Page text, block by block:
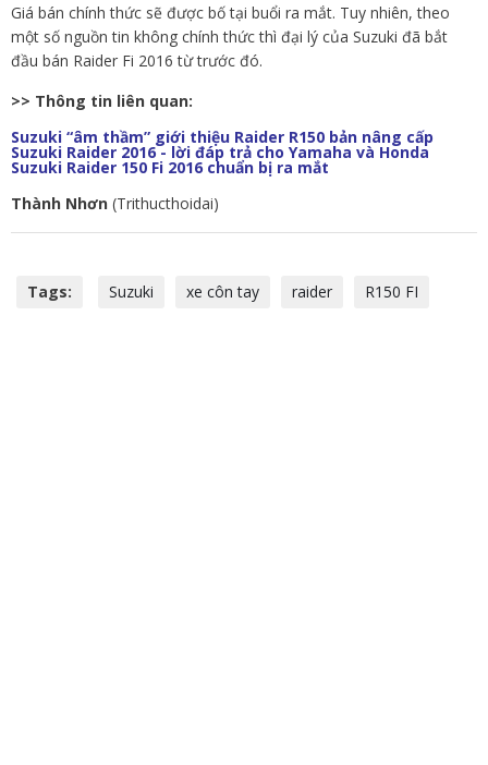
Giá bán chính thức sẽ được bố tại buổi ra mắt. Tuy nhiên, theo
một số nguồn tin không chính thức thì đại lý của Suzuki đã bắt
đầu bán Raider Fi 2016 từ trước đó.
>> Thông tin liên quan:
Suzuki “âm thầm” giới thiệu Raider R150 bản nâng cấp
Suzuki Raider 2016 - lời đáp trả cho Yamaha và Honda
Suzuki Raider 150 Fi 2016 chuẩn bị ra mắt
Thành Nhơn (Trithucthoidai)
Tags: Suzuki xe côn tay raider R150 FI